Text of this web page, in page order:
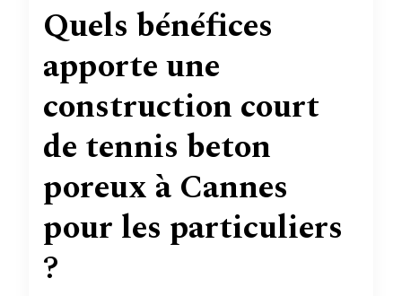
Quels bénéfices
apporte une
construction court
de tennis beton
poreux à Cannes
pour les particuliers
?